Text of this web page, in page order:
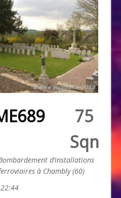
75
Sqn
d’installations
à Chambly (60)